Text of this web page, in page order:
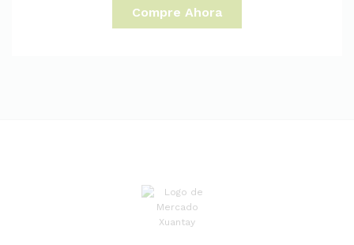
Compre Ahora